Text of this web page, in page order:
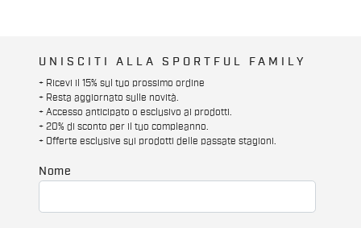
UNISCITI ALLA SPORTFUL FAMILY
+ Ricevi il 15% sul tuo prossimo ordine
+ Resta aggiornato sulle novità.
+ Accesso anticipato o esclusivo ai prodotti.
+ 20% di sconto per il tuo compleanno.
+ Offerte esclusive sui prodotti delle passate stagioni.
Nome